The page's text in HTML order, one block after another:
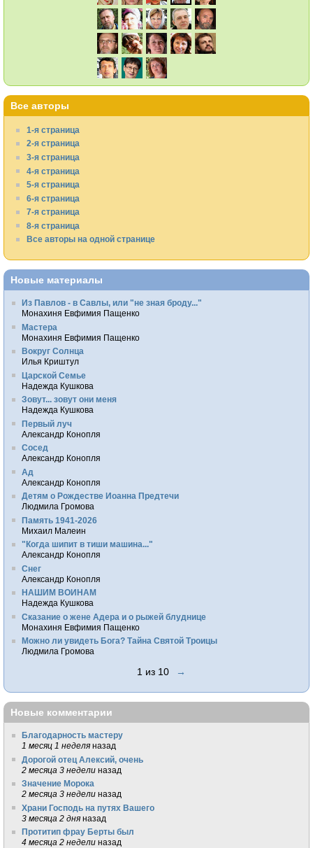
Все авторы
1-я страница
2-я страница
3-я страница
4-я страница
5-я страница
6-я страница
7-я страница
8-я страница
Все авторы на одной странице
Новые материалы
Из Павлов - в Савлы, или "не зная броду..."
Монахиня Евфимия Пащенко
Мастера
Монахиня Евфимия Пащенко
Вокруг Солнца
Илья Криштул
Царской Семье
Надежда Кушкова
Зовут... зовут они меня
Надежда Кушкова
Первый луч
Александр Конопля
Сосед
Александр Конопля
Ад
Александр Конопля
Детям о Рождестве Иоанна Предтечи
Людмила Громова
Память 1941-2026
Михаил Малеин
"Когда шипит в тиши машина..."
Александр Конопля
Снег
Александр Конопля
НАШИМ ВОИНАМ
Надежда Кушкова
Сказание о жене Адера и о рыжей блуднице
Монахиня Евфимия Пащенко
Можно ли увидеть Бога? Тайна Святой Троицы
Людмила Громова
1 из 10 →
Новые комментарии
Благодарность мастеру
1 месяц 1 неделя назад
Дорогой отец Алексий, очень
2 месяца 3 недели назад
Значение Морока
2 месяца 3 недели назад
Храни Господь на путях Вашего
3 месяца 2 дня назад
Протитип фрау Берты был
4 месяца 2 недели назад